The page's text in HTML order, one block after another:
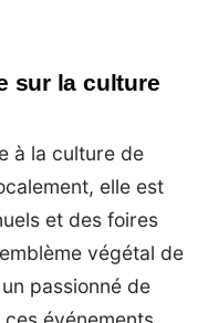
sur la culture
à la culture de
elle est
et des foires
végétal de
passionné de